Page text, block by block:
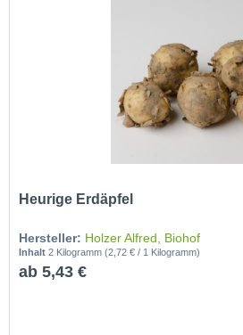
Heurige Erdäpfel
Hersteller: Holzer Alfred, Biohof
Inhalt2 Kilogramm(2,72 € / 1 Kilogramm)
ab 5,43 €